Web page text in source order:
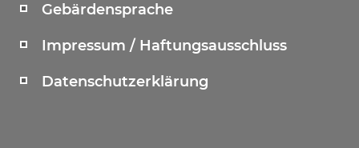
Gebärdensprache
Impressum / Haftungsausschluss
Datenschutzerklärung